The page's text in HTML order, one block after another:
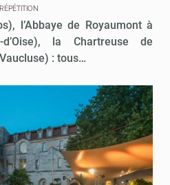
l’Abbaye de Royaumont à
d’Oise), la Chartreuse de
: tous…